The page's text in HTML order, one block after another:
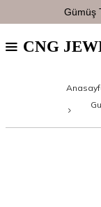
Gümüş
CNG